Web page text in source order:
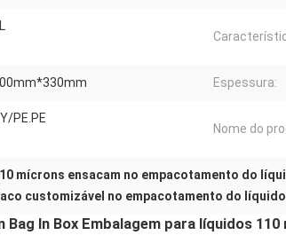
Espessura:
PE.PE
Nome do
mícrons ensacam no empacotamento do
customizável no empacotamento do
Bag In Box Embalagem para líquidos